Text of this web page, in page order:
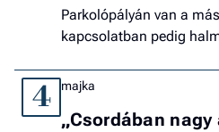
Parkolópályán van a
kapcsolatban pedig
4 majka
„Csordában nagy